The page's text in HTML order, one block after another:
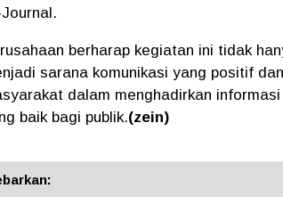
berharap kegiatan ini tidak
sarana komunikasi yang positif
dalam menghadirkan
baik bagi publik.(zein)